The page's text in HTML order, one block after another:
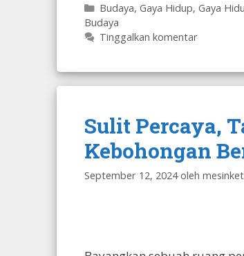
Kategori
Budaya, Gaya Hidup, Gaya
Budaya
Tinggalkan komentar
Sulit Percaya,
Kebohongan
September 12, 2024 oleh